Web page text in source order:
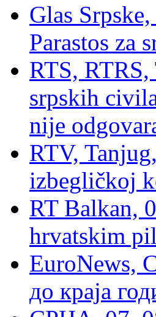
Glas
Parastos za
RTS,
srpskih
nije
RTV,
izbegličkoj
RT Balkan,
hrvatskim
EuroNews,
до краја